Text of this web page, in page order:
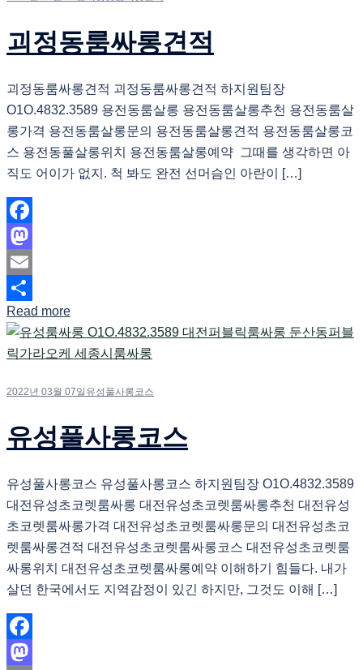
괴정동룸싸롱견적
괴정동룸싸롱견적 괴정동룸싸롱견적 하지원팀장
O1O.4832.3589 용전동룸살롱 용전동룸살롱추천 용전동룸살
롱가격 용전동룸살롱문의 용전동룸살롱견적 용전동룸살롱코
스 용전동풀살롱위치 용전동룸살롱예약 그때를 생각하면 아
직도 어이가 없지. 척 봐도 완전 선머슴인 아란이 […]
Facebook
Mastodon
Email
Share
Read more
2022년 03월 07일 유성풀사롱코스
유성풀사롱코스
유성풀사롱코스 유성풀사롱코스 하지원팀장 O1O.4832.3589
대전유성초코렛룸싸롱 대전유성초코렛룸싸롱추천 대전유성
초코렛룸싸롱가격 대전유성초코렛룸싸롱문의 대전유성초코
렛룸싸롱견적 대전유성초코렛룸싸롱코스 대전유성초코렛룸
싸롱위치 대전유성초코렛룸싸롱예약 이해하기 힘들다. 내가
살던 한국에서도 지역감정이 있긴 하지만, 그것도 이해 […]
Facebook